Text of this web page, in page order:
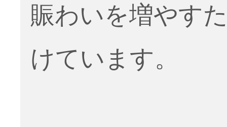
賑わいを増やす
けています。